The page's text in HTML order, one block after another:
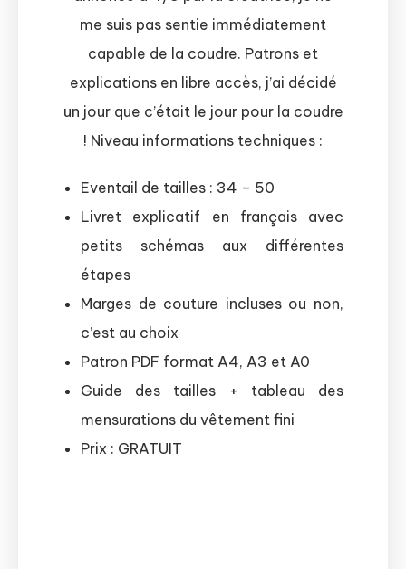
me suis pas sentie immédiatement
capable de la coudre. Patrons et
explications en libre accès, j’ai décidé
un jour que c’était le jour pour la coudre
! Niveau informations techniques :
Eventail de tailles : 34 – 50
Livret explicatif en français avec
petits schémas aux différentes
étapes
Marges de couture incluses ou non,
c’est au choix
Patron PDF format A4, A3 et A0
Guide des tailles + tableau des
mensurations du vêtement fini
Prix : GRATUIT